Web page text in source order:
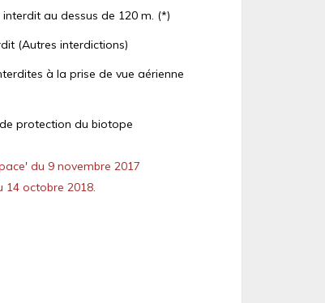
au dessus de 120 m. (*)
(Autres interdictions)
à la prise de vue aérienne
protection du biotope
du 9 novembre 2017
14 octobre 2018.